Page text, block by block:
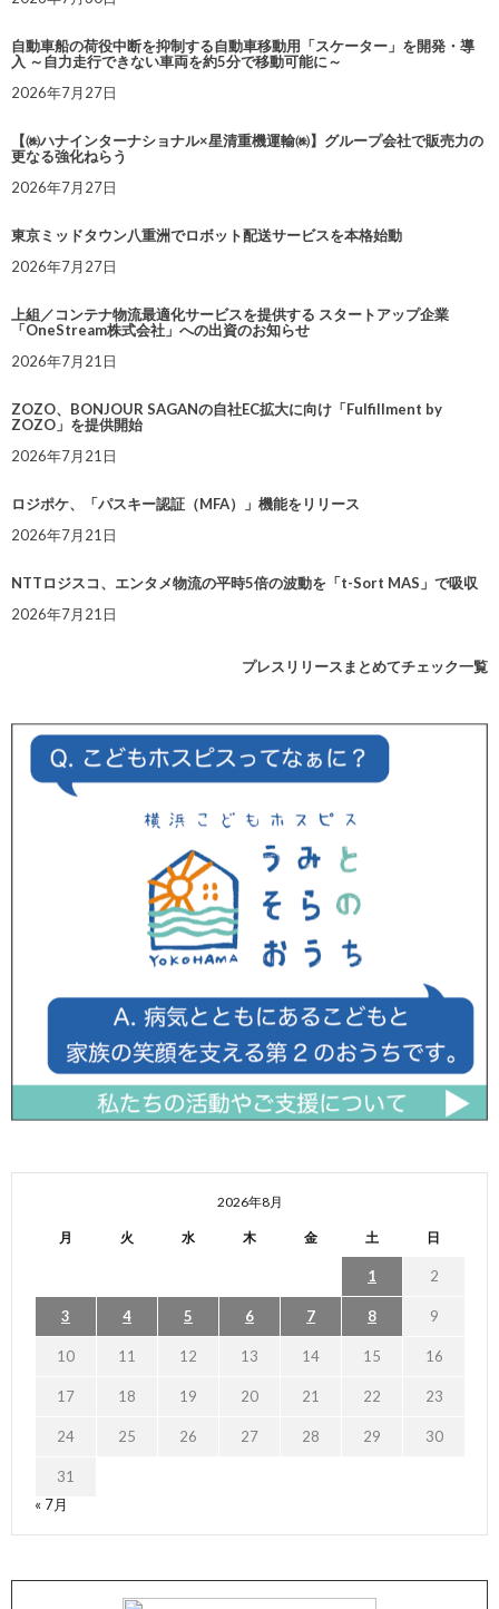
自動車船の荷役中断を抑制する自動車移動用「スケーター」を開発・導
入 ～自力走行できない車両を約5分で移動可能に～
2026年7月27日
【㈱ハナインターナショナル×星清重機運輸㈱】グループ会社で販売力の
更なる強化ねらう
2026年7月27日
東京ミッドタウン八重洲でロボット配送サービスを本格始動
2026年7月27日
上組／コンテナ物流最適化サービスを提供する スタートアップ企業
「OneStream株式会社」への出資のお知らせ
2026年7月21日
ZOZO、BONJOUR SAGANの自社EC拡大に向け「Fulfillment by
ZOZO」を提供開始
2026年7月21日
ロジポケ、「パスキー認証（MFA）」機能をリリース
2026年7月21日
NTTロジスコ、エンタメ物流の平時5倍の波動を「t-Sort MAS」で吸収
2026年7月21日
プレスリリースまとめてチェック一覧
2026年8月
月 火 水 木 金 土 日
1 2
3 4 5 6 7 8 9
10 11 12 13 14 15 16
17 18 19 20 21 22 23
24 25 26 27 28 29 30
31
« 7月